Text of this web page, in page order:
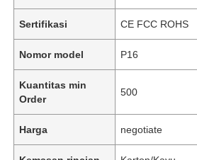
Sertifikasi CE FCC ROHS
Nomor model P16
Kuantitas min
Order
500
Harga negotiate